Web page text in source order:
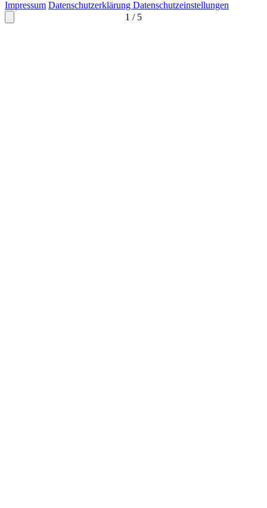
1 / 5
Impressum Datenschutzerklärung Datenschutzeinstellungen